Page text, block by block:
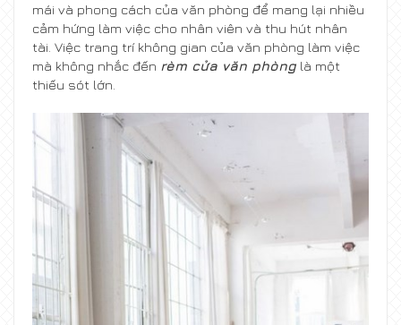
mái và phong cách của văn phòng để mang lại nhiều
cảm hứng làm việc cho nhân viên và thu hút nhân
tài. Việc trang trí không gian của văn phòng làm việc
mà không nhắc đến rèm cửa văn phòng là một
thiếu sót lớn.